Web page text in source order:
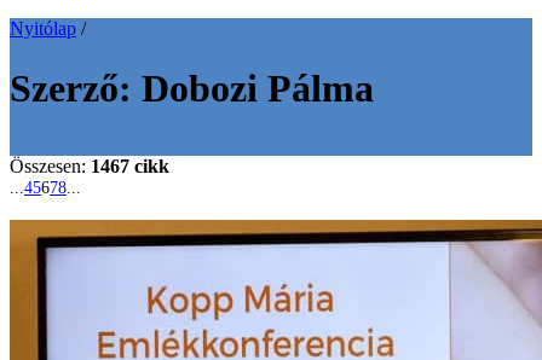
Nyitólap /
Szerző: Dobozi Pálma
Összesen: 1467 cikk
...45678...